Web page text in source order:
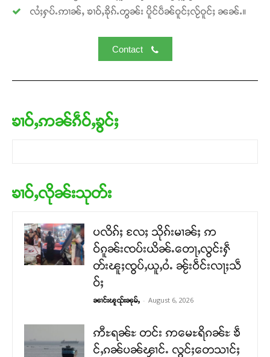
လႆႈႁပ်ႉဢၢၼ်ႇ ၶၢဝ်ႇၶိုၵ်ႉတွၼ်း ပိူင်ပဵၼ်ဝူင်ႈလႂ်ဝူင်ႈ ၼၼ်ႉ။
Contact
ၶၢဝ်ႇဢၼ်ၵဵဝ်ႇၶွင်ႈ
ၶၢဝ်ႇလိုၼ်းသုတ်း
ပလိၵ်ႈ လႄႈ သိုၵ်းမၢၼ်ႈ ဢ
ဝ်ၵူၼ်းၸပ်းယိၼ်ႉတေႃႇလွင်းႁဵ
တ်းၽူႈၸွပ်ႇယူႇဝႆႉ ၼႂ်းဝဵင်းလႃႈသဵ
ဝ်ႈ
ၼၢင်းၽူၺ်းၼုမ်ႇ - August 6, 2026
ဢီႊရၼ်ႊ တင်း ဢမေႊရိၵၼ်ႊ ၶဵ
င်ႇၵၼ်ပၼ်ၾၢင်ႉ လွင်ႈတေသၢင်ႈ